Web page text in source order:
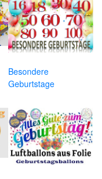
Besondere
Geburtstage